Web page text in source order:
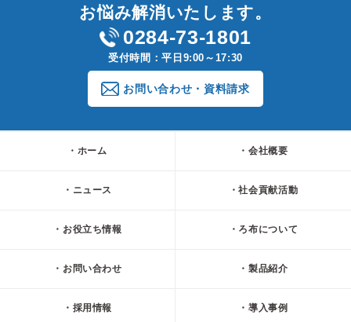
お悩み解消いたします。
0284-73-1801
受付時間：平日9:00～17:30
お問い合わせ・資料請求
ホーム 会社概要
ニュース 社会貢献活動
お役立ち情報 ろ布について
お問い合わせ 製品紹介
採用情報 導入事例